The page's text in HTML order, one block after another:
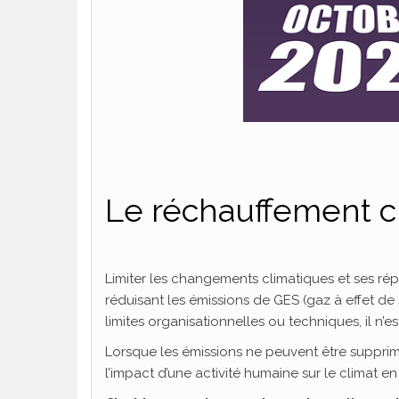
Le réchauffement
Limiter les changements climatiques et ses
réduisant les émissions de GES (gaz à effet
limites organisationnelles ou techniques, il
Lorsque les émissions ne peuvent être
l’impact d’une activité humaine sur le climat